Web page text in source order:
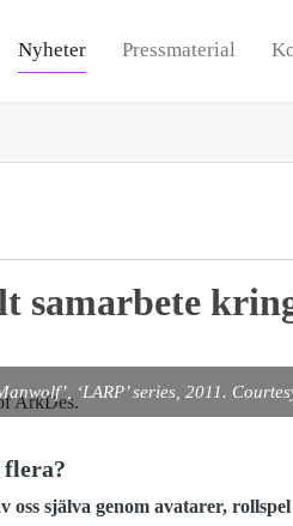
Nyheter Pressmaterial
samarbete
‘LARP’ series, 2011.
själva genom avatarer, rollspel